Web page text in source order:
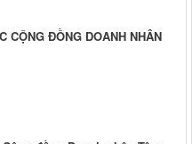
CỘNG ĐỒNG DOANH NHÂN